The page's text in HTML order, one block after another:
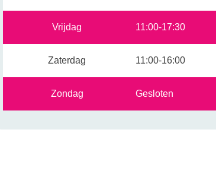
Vrijdag 11:00-17:30
Zaterdag 11:00-16:00
Zondag Gesloten